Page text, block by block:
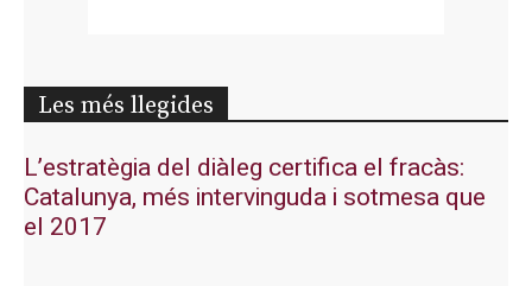
Les més llegides
L’estratègia del diàleg certifica el fracàs:
Catalunya, més intervinguda i sotmesa que
el 2017